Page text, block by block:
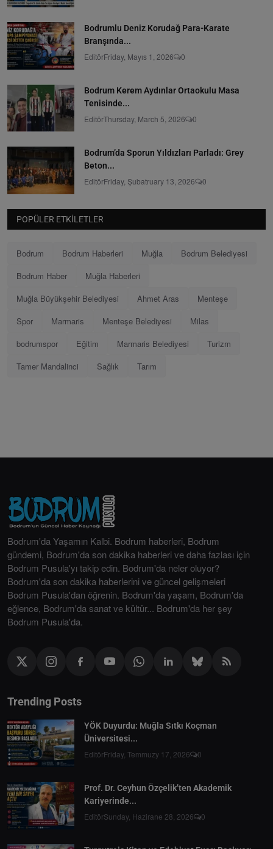
Bodrumlu Deniz Korudağ Para-Karate
Branşında...
EditörFriday, Mayıs 1, 2026 0
Bodrum Kerem Aydınlar Ortaokulu Masa
Tenisinde...
EditörThursday, March 5, 2026 0
Bodrum’da Sporun Yıldızları Parladı: Grey
Beton...
EditörFriday, Şubatruary 13, 2026 0
POPÜLER ETKILETLER
Bodrum Bodrum Haberleri Muğla
Bodrum Belediyesi
Bodrum Haber
Muğla Haberleri
Muğla Büyükşehir Belediyesi
Ahmet Aras
Menteşe
Spor
Marmaris Menteşe Belediyesi
Milas
bodrumspor
Eğitim Marmaris Belediyesi
Turizm
Tamer Mandalinci
Sağlık Tarım
Bodrum'da Yaşamın Kalbi. Bodrum haberleri, Bodrum
gündemi, Bodrum'da son dakika haberleri ve daha fazlası için
Bodrum Pusula'yı takip edin. Bodrum'da neler oluyor?
Bodrum'da son dakika haberlerini ve güncel gelişmeleri
Bodrum Pusula'dan öğrenin. Bodrum'da yaşam, Bodrum'da
eğlence, Bodrum'da sanat ve kültür... Bodrum'da her şey
Bodrum Pusula'da.
Trending Posts
YÖK Duyurdu: Muğla Sıtkı Koçman
Üniversitesi...
EditörFriday, Temmuzy 17, 2026 0
Prof. Dr. Ceyhun Özçelik’ten Akademik
Kariyerinde...
EditörSunday, Hazirane 28, 2026 0